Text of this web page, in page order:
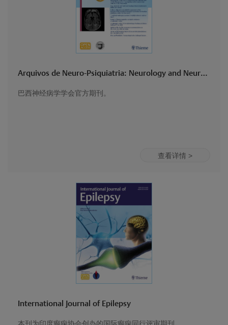
巴西神经病学学会官方期刊。
查看详情 >
International Journal of Epilepsy
本刊为印度癫痫协会创办的国际癫痫同行评审期刊。